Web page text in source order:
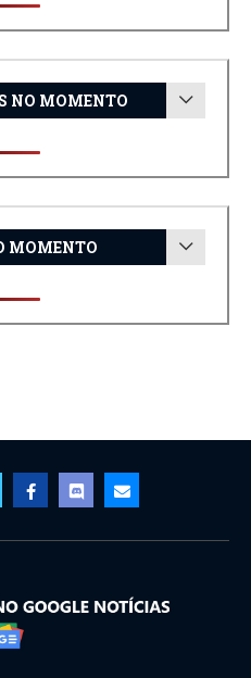
NO MOMENTO
MOMENTO